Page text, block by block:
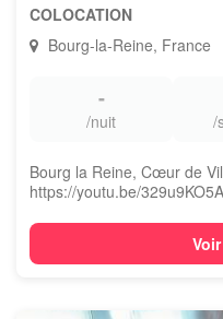
COLOCATION
Bourg-la-Reine, France
-
/nuit /
Bourg la Reine, Cœur de
https://youtu.be/